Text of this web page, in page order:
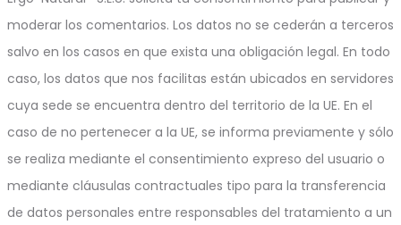
moderar los comentarios. Los datos no se cederán a terceros
salvo en los casos en que exista una obligación legal. En todo
caso, los datos que nos facilitas están ubicados en servidores
cuya sede se encuentra dentro del territorio de la UE. En el
caso de no pertenecer a la UE, se informa previamente y sólo
se realiza mediante el consentimiento expreso del usuario o
mediante cláusulas contractuales tipo para la transferencia
de datos personales entre responsables del tratamiento a un